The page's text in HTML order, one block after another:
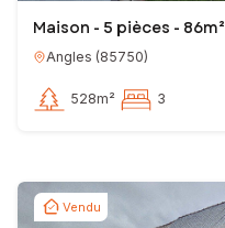
Maison - 5 pièces - 86m²
Angles (85750)
528m² 3
Vendu